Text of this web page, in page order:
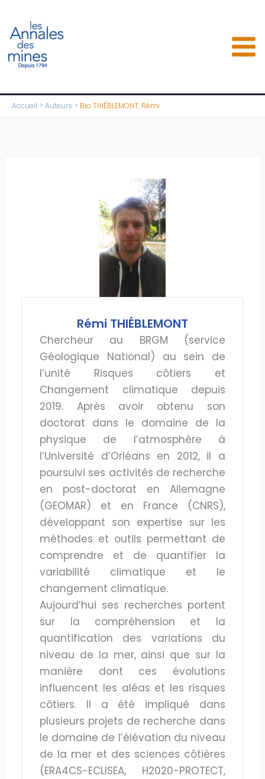
contenu
Accueil Auteurs Bio THIÉBLEMONT, Rémi
Rémi THIÉBLEMONT
Chercheur au BRGM (service
Géologique National) au sein de
l’unité Risques côtiers et
Changement climatique depuis
2019. Après avoir obtenu son
doctorat dans le domaine de la
physique de l’atmosphère à
l’Université d’Orléans en 2012, il a
poursuivi ses activités de recherche
en post-doctorat en Allemagne
(GEOMAR) et en France (CNRS),
développant son expertise sur les
méthodes et outils permettant de
comprendre et de quantifier la
variabilité climatique et le
changement climatique.
Aujourd’hui ses recherches portent
sur la compréhension et la
quantification des variations du
niveau de la mer, ainsi que sur la
manière dont ces évolutions
influencent les aléas et les risques
côtiers. Il a été impliqué dans
plusieurs projets de recherche dans
le domaine de l’élévation du niveau
de la mer et des sciences côtières
(ERA4CS-ECLISEA, H2020-PROTECT,